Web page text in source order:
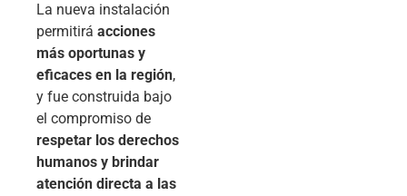
La nueva instalación
permitirá acciones
más oportunas y
eficaces en la región,
y fue construida bajo
el compromiso de
respetar los derechos
humanos y brindar
atención directa a las